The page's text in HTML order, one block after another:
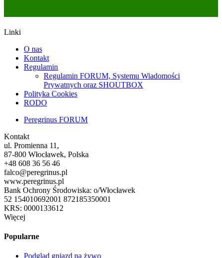
Linki
O nas
Kontakt
Regulamin
Regulamin FORUM, Systemu Wiadomości
Prywatnych oraz SHOUTBOX
Polityka Cookies
RODO
Peregrinus FORUM
Kontakt
ul. Promienna 11,
87-800 Włocławek, Polska
+48 608 36 56 46
falco@peregrinus.pl
www.peregrinus.pl
Bank Ochrony Środowiska: o/Włocławek
52 154010692001 872185350001
KRS: 0000133612
Więcej
Popularne
Podgląd gniazd na żywo